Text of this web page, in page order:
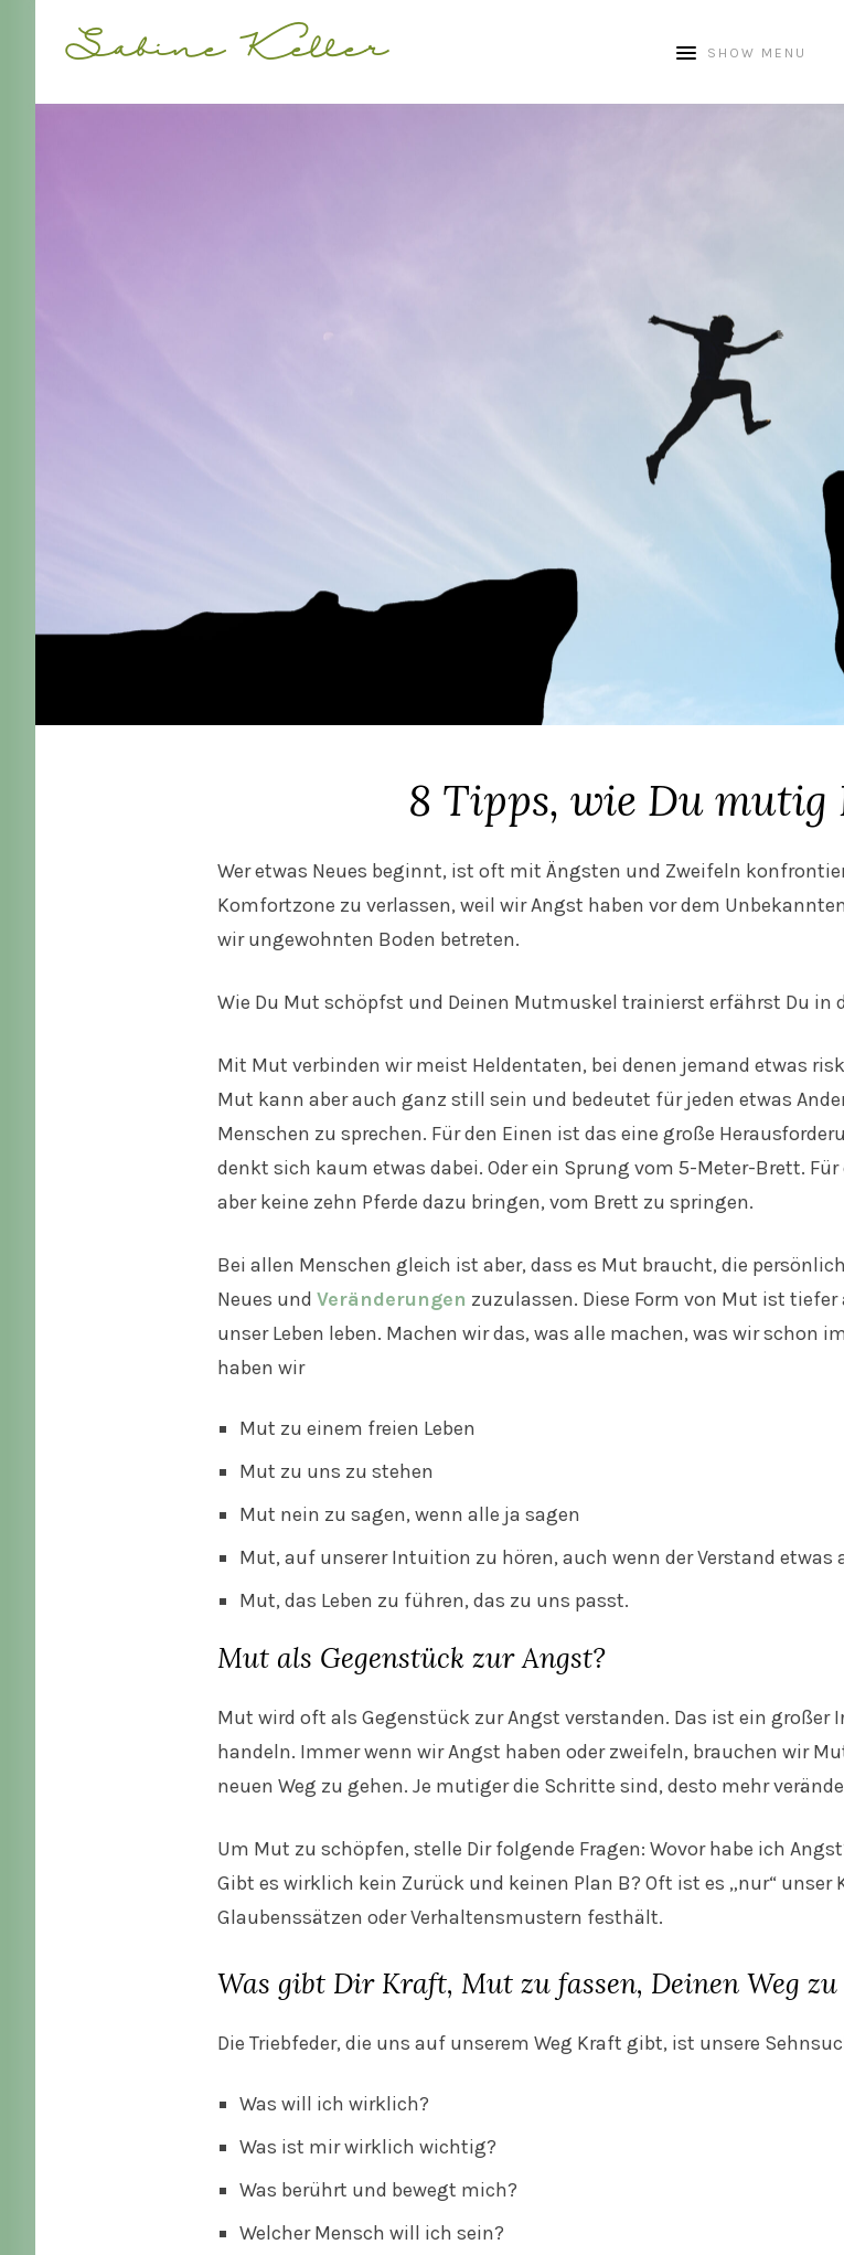
Sabine Keller SHOW MENU
8 Tipps, wie Du mutig
Wer etwas Neues beginnt, ist oft mit Ängsten und Zweifeln
Komfortzone zu verlassen, weil wir Angst haben vor dem
wir ungewohnten Boden betreten.
Wie Du Mut schöpfst und Deinen Mutmuskel trainierst erfährst Du in
Mit Mut verbinden wir meist Heldentaten, bei denen jemand etwas
Mut kann aber auch ganz still sein und bedeutet für jeden etwas
Menschen zu sprechen. Für den Einen ist das eine große
denkt sich kaum etwas dabei. Oder ein Sprung vom 5-Meter-Brett.
aber keine zehn Pferde dazu bringen, vom Brett zu springen.
Bei allen Menschen gleich ist aber, dass es Mut braucht, die
Neues und Veränderungen zuzulassen. Diese Form von Mut ist
unser Leben leben. Machen wir das, was alle machen, was wir schon
haben wir
Mut zu einem freien Leben
Mut zu uns zu stehen
Mut nein zu sagen, wenn alle ja sagen
Mut, auf unserer Intuition zu hören, auch wenn der Verstand etwas
Mut, das Leben zu führen, das zu uns passt.
Mut als Gegenstück zur Angst?
Mut wird oft als Gegenstück zur Angst verstanden. Das ist ein
handeln. Immer wenn wir Angst haben oder zweifeln, brauchen wir
neuen Weg zu gehen. Je mutiger die Schritte sind, desto mehr
Um Mut zu schöpfen, stelle Dir folgende Fragen: Wovor habe ich
Gibt es wirklich kein Zurück und keinen Plan B? Oft ist es „nur“
Glaubenssätzen oder Verhaltensmustern festhält.
Was gibt Dir Kraft, Mut zu fassen, Deinen Weg zu
Die Triebfeder, die uns auf unserem Weg Kraft gibt, ist unsere
Was will ich wirklich?
Was ist mir wirklich wichtig?
Was berührt und bewegt mich?
Welcher Mensch will ich sein?